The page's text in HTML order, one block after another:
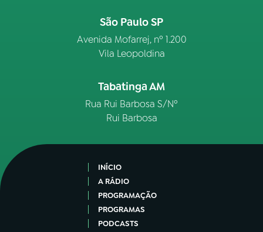
São Paulo SP
Avenida Mofarrej, nº 1.200
Vila Leopoldina
Tabatinga AM
Rua Rui Barbosa S/Nº
Rui Barbosa
INÍCIO
A RÁDIO
PROGRAMAÇÃO
PROGRAMAS
PODCASTS